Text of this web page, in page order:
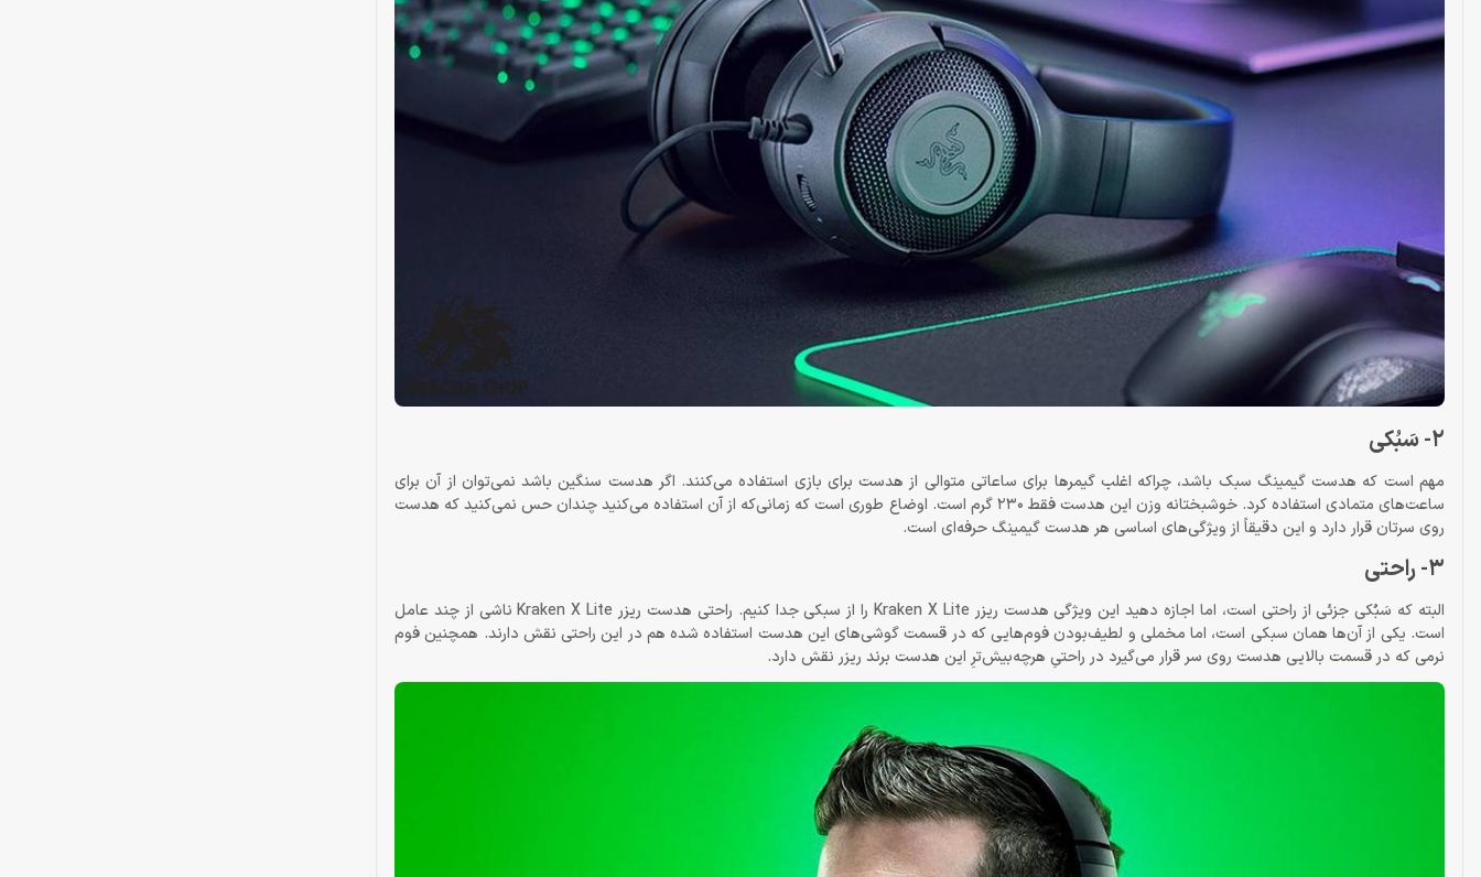
2- سَبُکی
مهم است که هدست گیمینگ سبک باشد، چراکه اغلب گیمرها برای ساعاتی متوالی از هدست برای بازی استفاده می‌کنند. اگر هدست سنگین باشد نمی‌توان از آن برای
ساعت‌های متمادی استفاده کرد. خوشبختانه وزن این هدست فقط 230 گرم است. اوضاع طوری است که زمانی‌که از آن استفاده می‌کنید چندان حس نمی‌کنید که هدست
روی سرتان قرار دارد و این دقیقاً از ویژگی‌های اساسی هر هدست گیمینگ حرفه‌ای است.
3- راحتی
البته که سَبُکی جزئی از راحتی است، اما اجازه دهید این ویژگی هدست ریزر Kraken X Lite را از سبکی جدا کنیم. راحتی هدست ریزر Kraken X Lite ناشی از چند عامل
است. یکی از آن‌ها همان سبکی است، اما مخملی و لطیف‌بودن فوم‌هایی که در قسمت گوشی‌های این هدست استفاده شده هم در این راحتی نقش دارند. همچنین فوم
نرمی که در قسمت بالایی هدست روی سر قرار می‌گیرد در راحتیِ هرچه‌بیش‌ترِ این هدست برند ریزر نقش دارد.